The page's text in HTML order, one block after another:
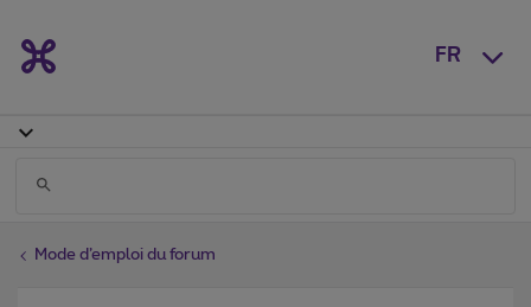
FR
Mode d’emploi du forum